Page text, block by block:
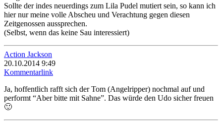
Sollte der indes neuerdings zum Lila Pudel mutiert sein, so kann ich
hier nur meine volle Abscheu und Verachtung gegen diesen
Zeitgenossen aussprechen.
(Selbst, wenn das keine Sau interessiert)
Action Jackson
20.10.2014 9:49
Kommentarlink
Ja, hoffentlich rafft sich der Tom (Angelripper) nochmal auf und
performt “Aber bitte mit Sahne”. Das würde den Udo sicher freuen
🙂